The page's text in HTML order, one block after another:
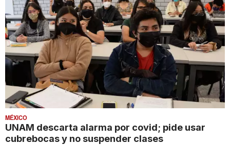
MÉXICO
UNAM descarta alarma por covid; pide usar
cubrebocas y no suspender clases